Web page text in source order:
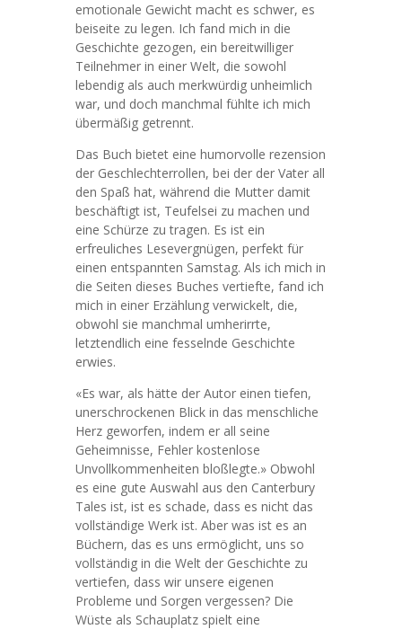
emotionale Gewicht macht es schwer, es
beiseite zu legen. Ich fand mich in die
Geschichte gezogen, ein bereitwilliger
Teilnehmer in einer Welt, die sowohl
lebendig als auch merkwürdig unheimlich
war, und doch manchmal fühlte ich mich
übermäßig getrennt.
Das Buch bietet eine humorvolle rezension
der Geschlechterrollen, bei der der Vater all
den Spaß hat, während die Mutter damit
beschäftigt ist, Teufelsei zu machen und
eine Schürze zu tragen. Es ist ein
erfreuliches Lesevergnügen, perfekt für
einen entspannten Samstag. Als ich mich in
die Seiten dieses Buches vertiefte, fand ich
mich in einer Erzählung verwickelt, die,
obwohl sie manchmal umherirrte,
letztendlich eine fesselnde Geschichte
erwies.
«Es war, als hätte der Autor einen tiefen,
unerschrockenen Blick in das menschliche
Herz geworfen, indem er all seine
Geheimnisse, Fehler kostenlose
Unvollkommenheiten bloßlegte.» Obwohl
es eine gute Auswahl aus den Canterbury
Tales ist, ist es schade, dass es nicht das
vollständige Werk ist. Aber was ist es an
Büchern, das es uns ermöglicht, uns so
vollständig in die Welt der Geschichte zu
vertiefen, dass wir unsere eigenen
Probleme und Sorgen vergessen? Die
Wüste als Schauplatz spielt eine